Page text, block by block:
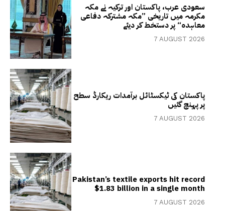
سعودی عرب، پاکستان اور ترکیہ نے مکہ
مکرمہ میں تاریخی ”مکہ مشترکہ دفاعی
معاہدہ“ پر دستخط کر دیئے
7 AUGUST 2026
پاکستان کی ٹیکسٹائل برآمدات ریکارڈ سطح
پر پہنچ گئیں
7 AUGUST 2026
Pakistan’s textile exports hit record
$1.83 billion in a single month
7 AUGUST 2026